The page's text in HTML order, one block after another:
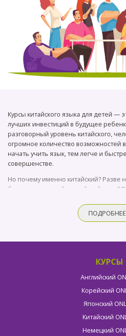
Курсы китайского языка для детей —
лучших инвестиций в будущее
разговорный уровень китайского,
огромное количество
начать учить язык, тем легче и
совершенстве.
Но почему именно китайский? Разве
более привычный английский язык?
в работе, так и в повседневной
важность английского, но с каждым
Здесь и кроется весь потенциал и
Зачем школьнику
китайского языка?
Китай стремительно увеличивает
КУРСЫ
Английский
Корейский
Японский
Китайский
Немецкий